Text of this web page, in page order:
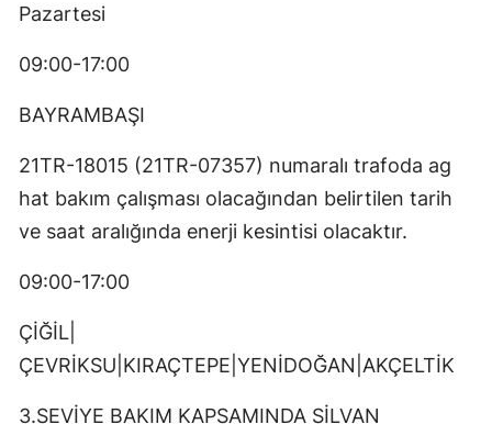
Pazartesi
09:00-17:00
BAYRAMBAŞI
21TR-18015 (21TR-07357) numaralı trafoda ag
hat bakım çalışması olacağından belirtilen tarih
ve saat aralığında enerji kesintisi olacaktır.
09:00-17:00
ÇİĞİL|
ÇEVRİKSU|KIRAÇTEPE|YENİDOĞAN|AKÇELTİK
3.SEVİYE BAKIM KAPSAMINDA SİLVAN